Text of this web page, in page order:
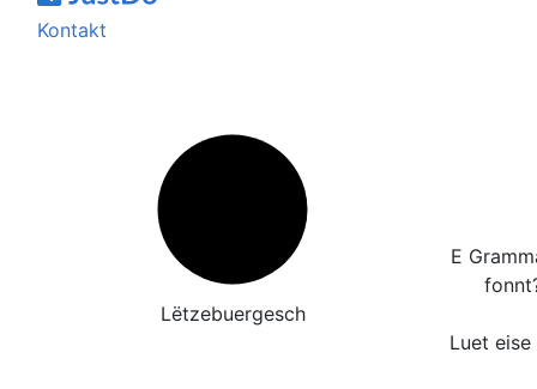
Kontakt
Lëtzebuergesch
E
Luet